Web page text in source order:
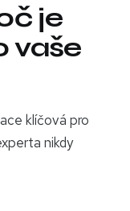
je
vaše
klíčová pro
nikdy